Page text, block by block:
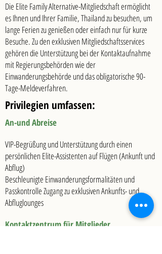
Die Elite Family Alternative-Mitgliedschaft ermöglicht
es Ihnen und Ihrer Familie, Thailand zu besuchen, um
lange Ferien zu genießen oder einfach nur für kurze
Besuche. Zu den exklusiven Mitgliedschaftsservices
gehören die Unterstützung bei der Kontaktaufnahme
mit Regierungsbehörden wie der
Einwanderungsbehörde und das obligatorische 90-
Tage-Meldeverfahren.
Privilegien umfassen:
An-und Abreise
VIP-Begrüßung und Unterstützung durch einen
persönlichen Elite-Assistenten auf Flügen (Ankunft und
Abflug)
Beschleunigte Einwanderungsformalitäten und
Passkontrolle Zugang zu exklusiven Ankunfts- und
Abfluglounges
Kontaktzentrum für Mitglieder